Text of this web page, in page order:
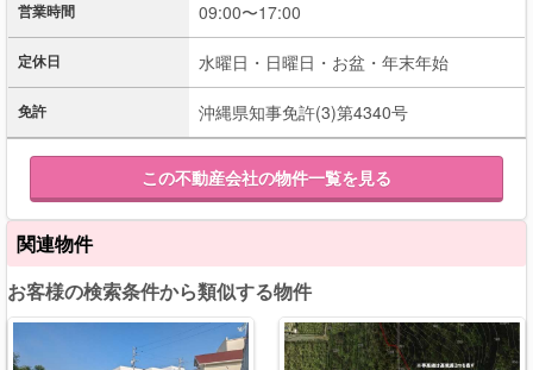
営業時間 09:00〜17:00
定休日 水曜日・日曜日・お盆・年末年始
免許 沖縄県知事免許(3)第4340号
この不動産会社の物件一覧を見る
関連物件
お客様の検索条件から類似する物件